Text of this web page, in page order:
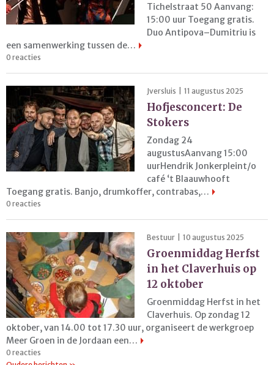
Tichelstraat 50 Aanvang:
15:00 uur Toegang gratis.
Duo Antipova–Dumitriu is
een samenwerking tussen de…
0 reacties
Jversluis | 11 augustus 2025
Hofjesconcert: De
Stokers
Zondag 24
augustusAanvang 15:00
uurHendrik Jonkerpleint/o
café ‘t Blaauwhooft
Toegang gratis. Banjo, drumkoffer, contrabas,…
0 reacties
Bestuur | 10 augustus 2025
Groenmiddag Herfst
in het Claverhuis op
12 oktober
Groenmiddag Herfst in het
Claverhuis. Op zondag 12
oktober, van 14.00 tot 17.30 uur, organiseert de werkgroep
Meer Groen in de Jordaan een…
0 reacties